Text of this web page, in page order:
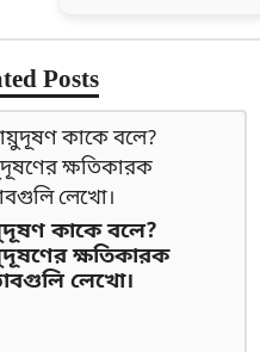
Posts
কাকে বলে?
ক্ষতিকারক
লেখো।